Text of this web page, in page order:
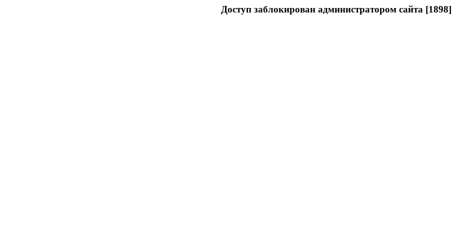
Доступ заблокирован администратором сайта [1898]